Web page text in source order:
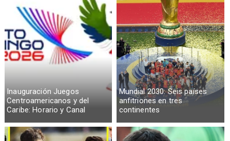
Inauguración Juegos
Centroamericanos y del
Caribe: Horario y Canal
Mundial 2030: Seis países
anfitriones en tres
continentes